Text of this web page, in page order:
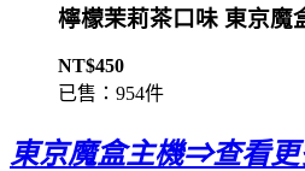
檸檬茉莉茶口味 東京
NT$450
已售：954件
東京魔盒主機⇒查看更